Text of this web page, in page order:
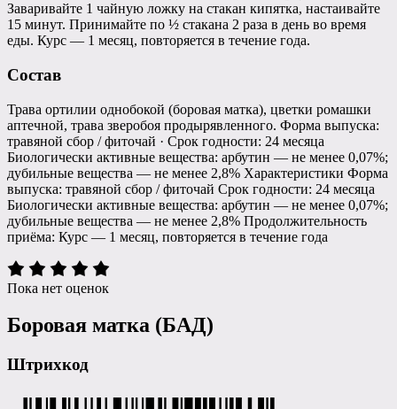
Заваривайте 1 чайную ложку на стакан кипятка, настаивайте
15 минут. Принимайте по ½ стакана 2 раза в день во время
еды. Курс — 1 месяц, повторяется в течение года.
Состав
Трава ортилии однобокой (боровая матка), цветки ромашки
аптечной, трава зверобоя продырявленного. Форма выпуска:
травяной сбор / фиточай · Срок годности: 24 месяца
Биологически активные вещества: арбутин — не менее 0,07%;
дубильные вещества — не менее 2,8% Характеристики Форма
выпуска: травяной сбор / фиточай Срок годности: 24 месяца
Биологически активные вещества: арбутин — не менее 0,07%;
дубильные вещества — не менее 2,8% Продолжительность
приёма: Курс — 1 месяц, повторяется в течение года
Пока нет оценок
Боровая матка (БАД)
Штрихкод